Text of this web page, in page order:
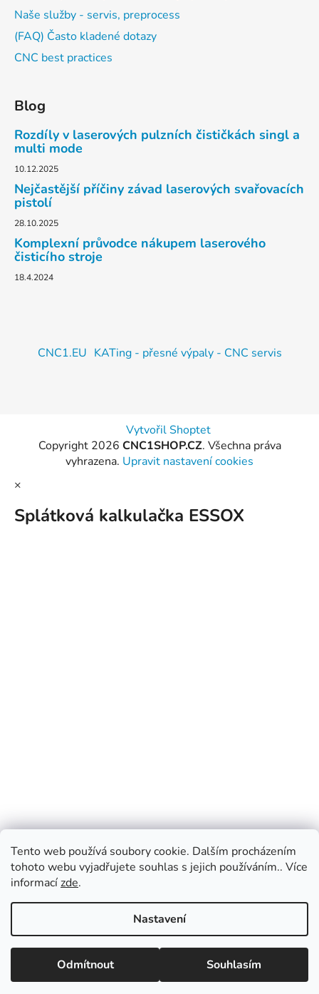
Tento web používá soubory cookie. Dalším procházením
tohoto webu vyjadřujete souhlas s jejich používáním.. Více
informacízde.
Nastavení
Odmítnout Souhlasím
Naše služby - servis, preprocess
(FAQ) Často kladené dotazy
CNC best practices
Blog
Rozdíly v laserových pulzních čističkách singl a
multi mode
10.12.2025
Nejčastější příčiny závad laserových svařovacích
pistolí
28.10.2025
Komplexní průvodce nákupem laserového
čisticího stroje
18.4.2024
CNC1.EU KATing - přesné výpaly - CNC servis
Vytvořil Shoptet
Copyright 2026 CNC1SHOP.CZ. Všechna práva
vyhrazena. Upravit nastavení cookies
×
Splátková kalkulačka ESSOX